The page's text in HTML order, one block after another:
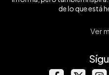
de lo que está
Ver